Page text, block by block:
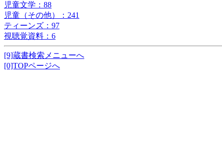
児童文学：88
児童（その他）：241
ティーンズ：97
視聴覚資料：6
[9]蔵書検索メニューへ
[0]TOPページへ